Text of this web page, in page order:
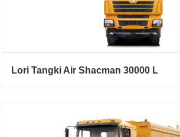
Lori Tangki Air Shacman 30000 L